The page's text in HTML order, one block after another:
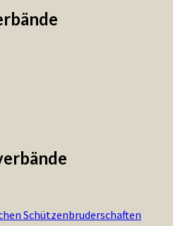
Schützenbruderschaften